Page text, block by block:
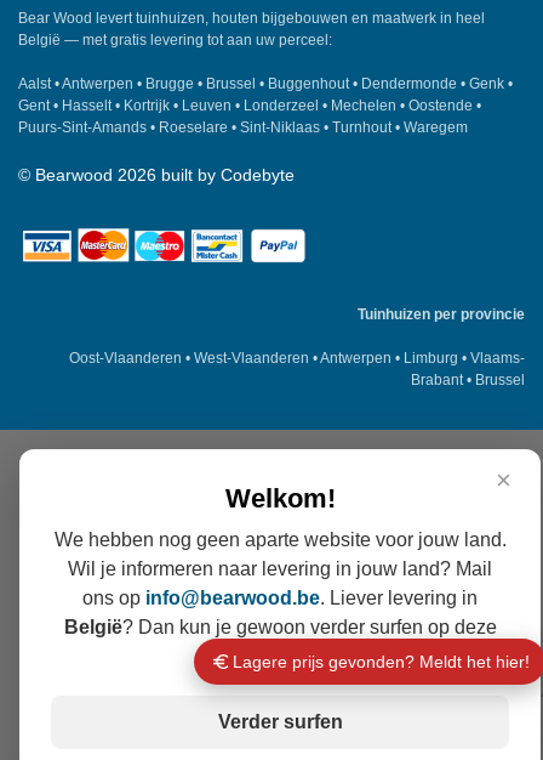
Bear Wood levert tuinhuizen, houten bijgebouwen en maatwerk in heel
België — met gratis levering tot aan uw perceel:
Aalst•Antwerpen • Brugge • Brussel • Buggenhout• Dendermonde • Genk •
Gent• Hasselt• Kortrijk • Leuven • Londerzeel • Mechelen • Oostende •
Puurs-Sint-Amands • Roeselare • Sint-Niklaas • Turnhout• Waregem
© Bearwood 2026 built by Codebyte
Tuinhuizen per provincie
Oost-Vlaanderen • West-Vlaanderen •Antwerpen • Limburg • Vlaams-
Brabant • Brussel
Lagere prijs gevonden? Meldt het hier!
×
Welkom!
We hebben nog geen aparte website voor jouw land.
Wil je informeren naar levering in jouw land? Mail
ons op info@ bearwood .be. Liever levering in
België? Dan kun je gewoon verder surfen op deze
site.
Verder surfen